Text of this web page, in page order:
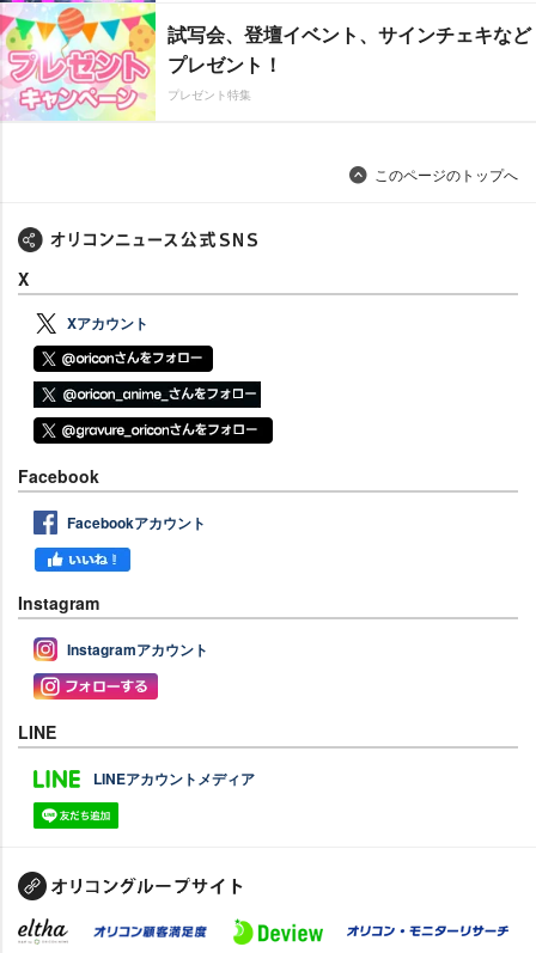
試写会、登壇イベント、サインチェキなど
プレゼント！
プレゼント特集
このページのトップへ
X
Xアカウント
Facebook
Facebookアカウント
Instagram
Instagramアカウント
LINE
LINEアカウントメディア